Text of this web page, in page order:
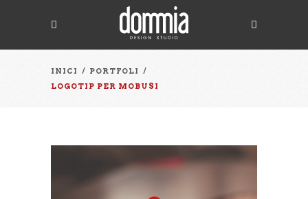
INICI / PORTFOLI /
LOGOTIP PER MOBUSI